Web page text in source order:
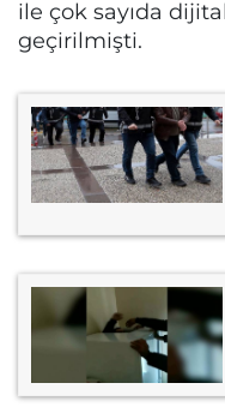
ile çok sayıda
geçirilmişti.